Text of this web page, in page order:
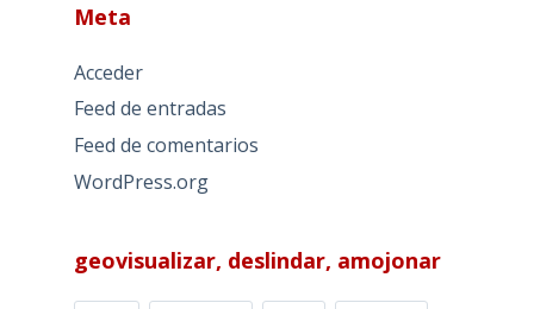
Meta
Acceder
Feed de entradas
Feed de comentarios
WordPress.org
geovisualizar, deslindar, amojonar